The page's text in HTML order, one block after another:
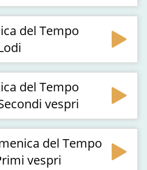
del Tempo
del Tempo
vespri
del Tempo
vespri